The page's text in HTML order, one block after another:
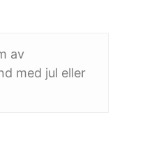
av
med jul eller